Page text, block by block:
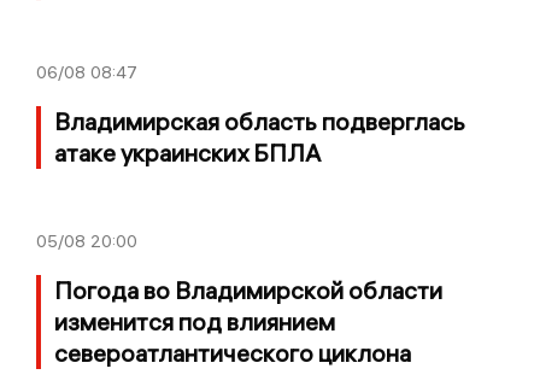
06/08 08:47
Владимирская область подверглась
атаке украинских БПЛА
05/08 20:00
Погода во Владимирской области
изменится под влиянием
североатлантического циклона